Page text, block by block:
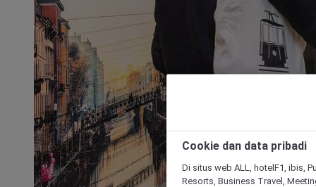
Cookie dan data pribadi
Di situs web ALL, hotelF1, ibis,
Resorts, Business Travel,